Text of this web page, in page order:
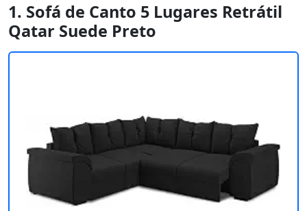
1. Sofá de Canto 5 Lugares Retrátil
Qatar Suede Preto